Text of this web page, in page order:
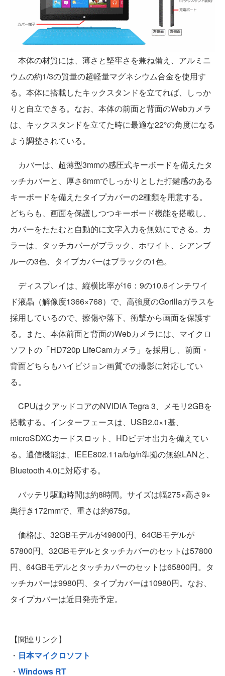
本体の材質には、薄さと堅牢さを兼ね備え、アルミニ
ウムの約1/3の質量の超軽量マグネシウム合金を使用す
る。本体に搭載したキックスタンドを立てれば、しっか
りと自立できる。なお、本体の前面と背面のWebカメラ
は、キックスタンドを立てた時に最適な22°の角度になる
よう調整されている。
カバーは、超薄型3mmの感圧式キーボードを備えたタ
ッチカバーと、厚さ6mmでしっかりとした打鍵感のある
キーボードを備えたタイプカバーの2種類を用意する。
どちらも、画面を保護しつつキーボード機能を搭載し、
カバーをたたむと自動的に文字入力を無効にできる。カ
ラーは、タッチカバーがブラック、ホワイト、シアンブ
ルーの3色、タイプカバーはブラックの1色。
ディスプレイは、縦横比率が16：9の10.6インチワイ
ド液晶（解像度1366×768）で、高強度のGorillaガラスを
採用しているので、擦傷や落下、衝撃から画面を保護す
る。また、本体前面と背面のWebカメラには、マイクロ
ソフトの「HD720p LifeCamカメラ」を採用し、前面・
背面どちらもハイビジョン画質での撮影に対応してい
る。
CPUはクアッドコアのNVIDIA Tegra 3、メモリ2GBを
搭載する。インターフェースは、USB2.0×1基、
microSDXCカードスロット、HDビデオ出力を備えてい
る。通信機能は、IEEE802.11a/b/g/n準拠の無線LANと、
Bluetooth 4.0に対応する。
バッテリ駆動時間は約8時間。サイズは幅275×高さ9×
奥行き172mmで、重さは約675g。
価格は、32GBモデルが49800円、64GBモデルが
57800円。32GBモデルとタッチカバーのセットは57800
円、64GBモデルとタッチカバーのセットは65800円。タ
ッチカバーは9980円、タイプカバーは10980円。なお、
タイプカバーは近日発売予定。
【関連リンク】
・ 日本マイクロソフト
・ Windows RT